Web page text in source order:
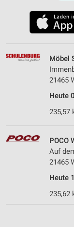
Möbel
21465
Heute
235,57
POCO
Auf
21465
Heute
235,62